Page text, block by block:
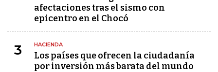
afectaciones tras el sismo con
epicentro en el Chocó
3 HACIENDA
Los países que ofrecen la ciudadanía
por inversión más barata del mundo